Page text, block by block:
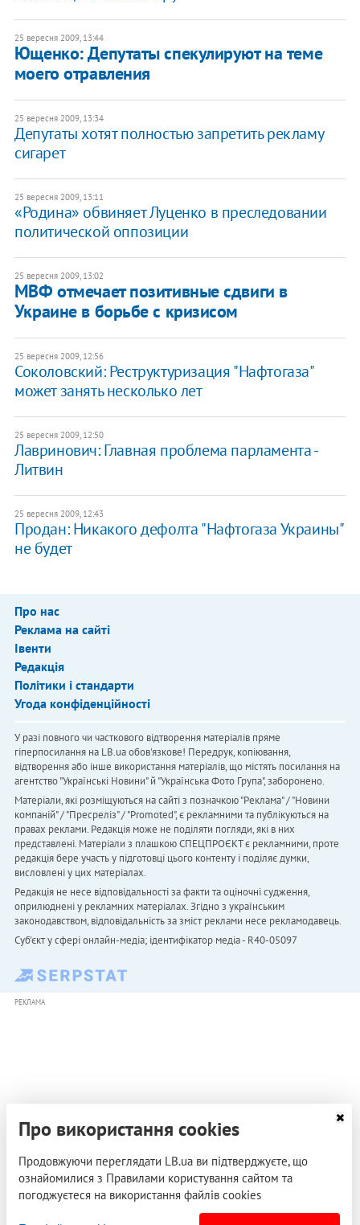
25 вересня 2009, 13:44
Ющенко: Депутаты спекулируют на теме
моего отравления
25 вересня 2009, 13:34
Депутаты хотят полностью запретить рекламу
сигарет
25 вересня 2009, 13:11
«Родина» обвиняет Луценко в преследовании
политической оппозиции
25 вересня 2009, 13:02
МВФ отмечает позитивные сдвиги в
Украине в борьбе с кризисом
25 вересня 2009, 12:56
Соколовский: Реструктуризация "Нафтогаза"
может занять несколько лет
25 вересня 2009, 12:50
Лавринович: Главная проблема парламента -
Литвин
25 вересня 2009, 12:43
Продан: Никакого дефолта "Нафтогаза Украины"
не будет
Про нас
Реклама на сайті
Івенти
Редакція
Політики і стандарти
Угода конфіденційності
У разі повного чи часткового відтворення матеріалів пряме
гіперпосилання на LB.ua обов'язкове! Передрук, копіювання,
відтворення або інше використання матеріалів, що містять посилання на
агентство "Українськi Новини" й "Українська Фото Група", заборонено.
Матеріали, які розміщуються на сайті з позначкою "Реклама" / "Новини
компаній" / "Пресреліз" / "Promoted", є рекламними та публікуються на
правах реклами. Редакція може не поділяти погляди, які в них
представлені. Матеріали з плашкою СПЕЦПРОЄКТ є рекламними, проте
редакція бере участь у підготовці цього контенту і поділяє думки,
висловлені у цих матеріалах.
Редакція не несе відповідальності за факти та оціночні судження,
оприлюднені у рекламних матеріалах. Згідно з українським
законодавством, відповідальність за зміст реклами несе рекламодавець.
Cуб'єкт у сфері онлайн-медіа; ідентифікатор медіа - R40-05097
РЕКЛАМА
Про використання cookies
Продовжуючи переглядати LB.ua ви підтверджуєте, що
ознайомилися з Правилами користування сайтом та
погоджуєтеся на використання файлів cookies